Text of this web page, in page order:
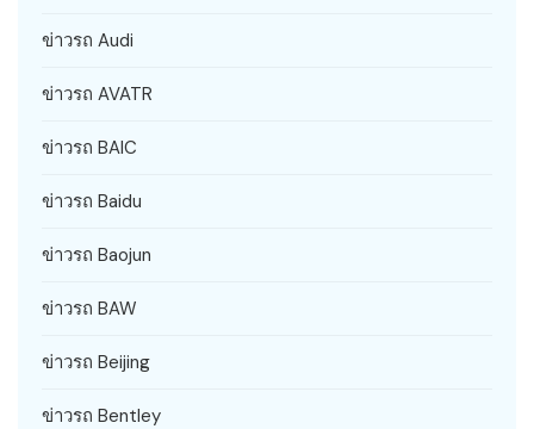
ข่าวรถ Audi
ข่าวรถ AVATR
ข่าวรถ BAIC
ข่าวรถ Baidu
ข่าวรถ Baojun
ข่าวรถ BAW
ข่าวรถ Beijing
ข่าวรถ Bentley